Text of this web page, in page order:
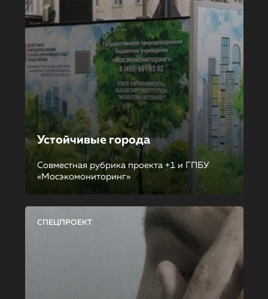
Устойчивые города
Совместная рубрика проекта +1 и ГПБУ
«Мосэкомониторинг»
СПЕЦПРОЕКТ